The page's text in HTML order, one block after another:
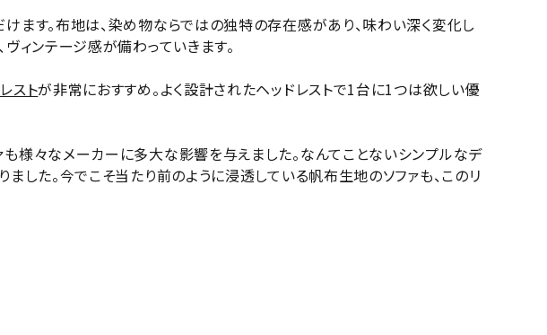
ます。布地は、染め物ならではの独特の存在感があり、味わい深く変化し
ィンテージ感が備わっていきます。
ストが非常におすすめ。よく設計されたヘッドレストで1台に1つは欲しい優
様々なメーカーに多大な影響を与えました。なんてことないシンプルなデ
した。今でこそ当たり前のように浸透している帆布生地のソファも、このリ